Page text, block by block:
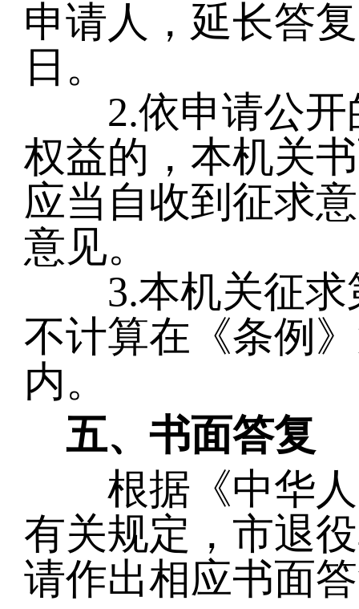
申请人，延长答
日。
2.依申请公开
权益的，本机关
应当自收到征求
意见。
3.本机关征求
不计算在《条例
内。
五、书面答复
根据《中华人
有关规定，市退
请作出相应书面